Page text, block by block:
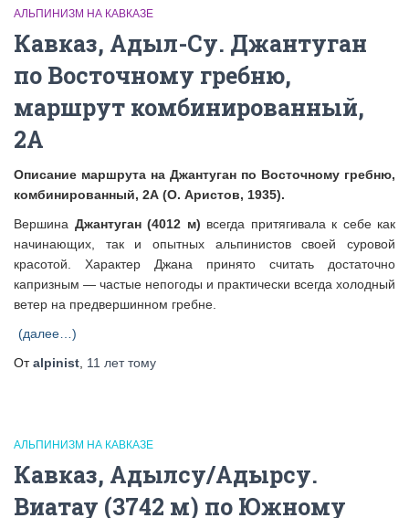
АЛЬПИНИЗМ НА КАВКАЗЕ
Кавказ, Адыл-Су. Джантуган
по Восточному гребню,
маршрут комбинированный,
2А
Описание маршрута на Джантуган по Восточному гребню,
комбинированный, 2А (О. Аристов, 1935).
Вершина Джантуган (4012 м) всегда притягивала к себе как
начинающих, так и опытных альпинистов своей суровой
красотой. Характер Джана принято считать достаточно
капризным — частые непогоды и практически всегда холодный
ветер на предвершинном гребне.
(далее…)
Отalpinist 11 леттому
АЛЬПИНИЗМ НА КАВКАЗЕ
Кавказ, Адылсу/Адырсу.
Виатау (3742 м) по Южному